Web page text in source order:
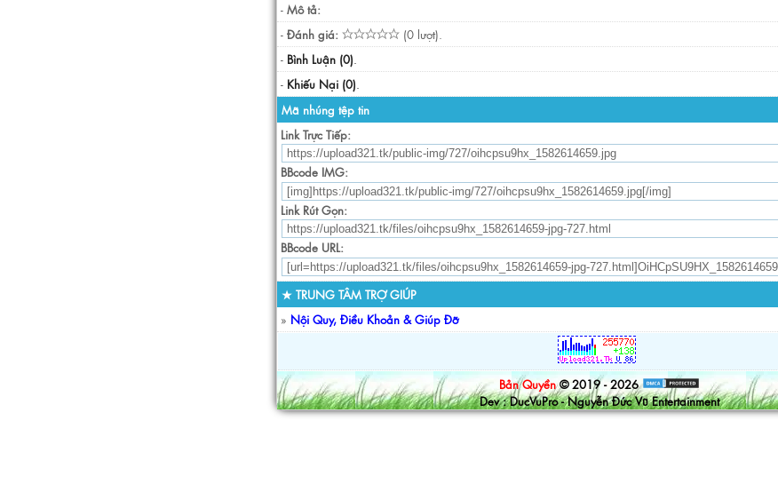
- Mô tả:
- Đánh giá:
(0 lượt).
- Bình Luận (0).
- Khiếu Nại (0).
Mã nhúng tệp tin
Link Trực Tiếp:
BBcode IMG:
Link Rút Gọn:
BBcode URL:
★ TRUNG TÂM TRỢ GIÚP
» Nội Quy, Điều Khoản & Giúp Đỡ
Bản Quyền © 2019 - 2026
Dev : DucVuPro - Nguyễn Đức Vũ Entertainment